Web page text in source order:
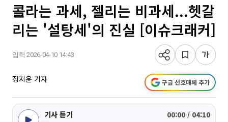
콜라는 과세, 젤리는 비과세...헷갈
리는 '설탕세'의 진실 [이슈크래커]
입력 2026-04-10 14:43
정지윤 기자 구글 선호매체 추가
기사 듣기 00:00 / 04:10